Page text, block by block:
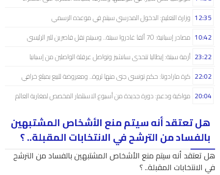
وزارة التعليم: الدخول المدرسي سیتم في موعده الرسمي 12:35
مصادر إسبانية: 70 ألفا غادروا سبتة.. وسيتم نقل قاصرين للبر الرئيسي 10:42
أزمة سبتة: إيطاليا تتحدى سانشيز وتواصل عرقلة الواصلين من إسبانيا 23:22
كرة مارادونا: حكم تونسي جنى منها ثروة.. ومعروضة للبيع بمبلغ خرافي 22:02
مواكبة ودعم: دورة جديدة من أسبوع الاستثمار المخصص لمغاربة العالم 20:04
هل تعتقد أنه سيتم منع الأشخاص المشتبهين
بالفساد من الترشح في الانتخابات المقبلة.. ؟
هل تعتقد أنه سيتم منع الأشخاص المشتبهين بالفساد من الترشح
في الانتخابات المقبلة.. ؟